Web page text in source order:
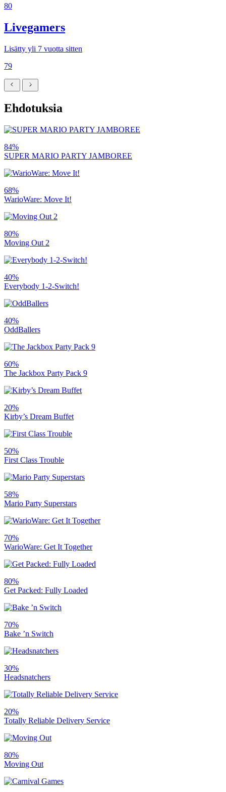
80
Livegamers
Lisätty yli 7 vuotta sitten
79
Ehdotuksia
84%
SUPER MARIO PARTY JAMBOREE
68%
WarioWare: Move It!
80%
Moving Out 2
40%
Everybody 1-2-Switch!
40%
OddBallers
60%
The Jackbox Party Pack 9
20%
Kirby’s Dream Buffet
50%
First Class Trouble
58%
Mario Party Superstars
70%
WarioWare: Get It Together
80%
Get Packed: Fully Loaded
70%
Bake ’n Switch
30%
Headsnatchers
20%
Totally Reliable Delivery Service
80%
Moving Out